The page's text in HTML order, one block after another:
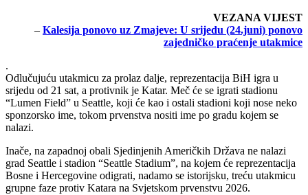
VEZANA VIJEST
– Kalesija ponovo uz Zmajeve: U srijedu (24.juni) ponovo
zajedničko praćenje utakmice
.
Odlučujuću utakmicu za prolaz dalje, reprezentacija BiH igra u
srijedu od 21 sat, a protivnik je Katar. Meč će se igrati stadionu
“Lumen Field” u Seattle, koji će kao i ostali stadioni koji nose neko
sponzorsko ime, tokom prvenstva nositi ime po gradu kojem se
nalazi.
Inače, na zapadnoj obali Sjedinjenih Američkih Država ne nalazi
grad Seattle i stadion “Seattle Stadium”, na kojem će reprezentacija
Bosne i Hercegovine odigrati, nadamo se istorijsku, treću utakmicu
grupne faze protiv Katara na Svjetskom prvenstvu 2026.